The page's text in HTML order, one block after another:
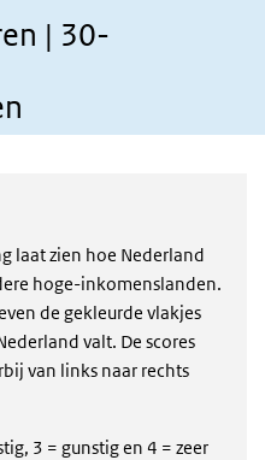
| 30-
laat zien hoe Nederland
hoge-inkomenslanden.
de gekleurde vlakjes
valt. De scores
van links naar rechts
3 = gunstig en 4 = zeer